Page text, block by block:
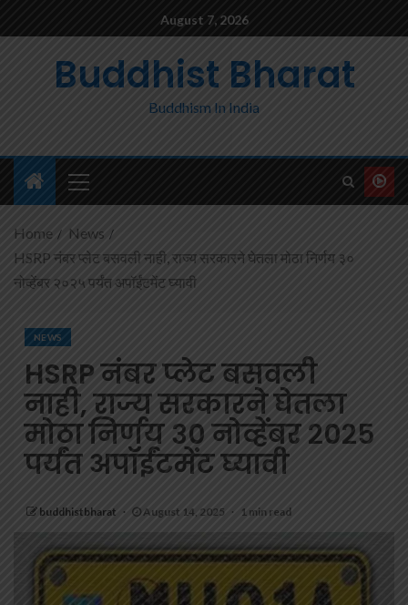
August 7, 2026
Buddhist Bharat
Buddhism In India
Home
News
HSRP नंबर प्लेट बसवली नाही, राज्य सरकारने घेतला मोठा निर्णय ३०
नोव्हेंबर २०२५ पर्यंत अपॉईंटमेंट घ्यावी
NEWS
HSRP नंबर प्लेट बसवली
नाही, राज्य सरकारने घेतला
मोठा निर्णय ३० नोव्हेंबर २०२५
पर्यंत अपॉईंटमेंट घ्यावी
buddhistbharat August 14, 2025 1 min read